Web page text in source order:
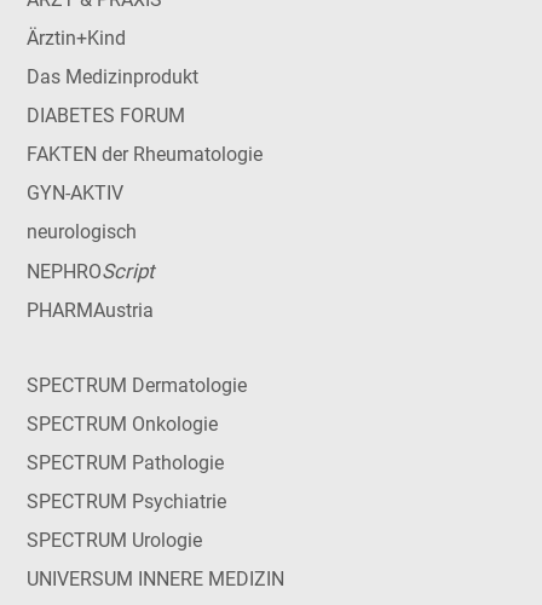
Ärztin+Kind
Das Medizinprodukt
DIABETES FORUM
FAKTEN der Rheumatologie
GYN-AKTIV
neurologisch
NEPHROScript
PHARMAustria
SPECTRUM Dermatologie
SPECTRUM Onkologie
SPECTRUM Pathologie
SPECTRUM Psychiatrie
SPECTRUM Urologie
UNIVERSUM INNERE MEDIZIN